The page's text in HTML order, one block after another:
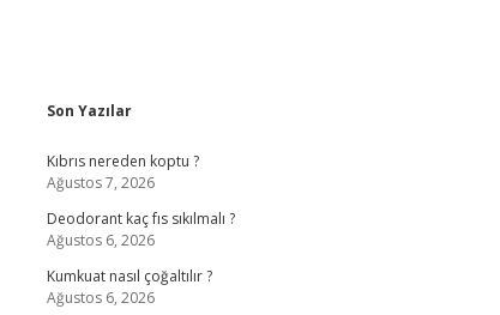
Sidebar
Son Yazılar
Kıbrıs nereden koptu ?
Ağustos 7, 2026
Deodorant kaç fıs sıkılmalı ?
Ağustos 6, 2026
Kumkuat nasıl çoğaltılır ?
Ağustos 6, 2026